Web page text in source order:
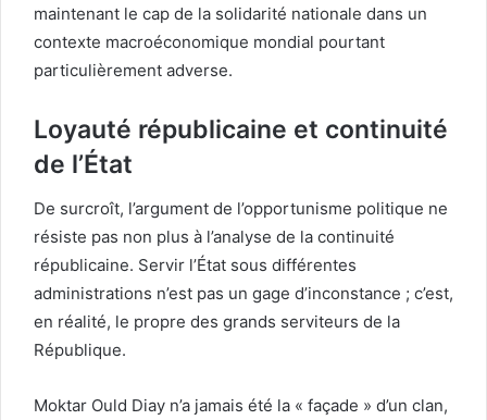
maintenant le cap de la solidarité nationale dans un
contexte macroéconomique mondial pourtant
particulièrement adverse.
Loyauté républicaine et continuité
de l’État
De surcroît, l’argument de l’opportunisme politique ne
résiste pas non plus à l’analyse de la continuité
républicaine. Servir l’État sous différentes
administrations n’est pas un gage d’inconstance ; c’est,
en réalité, le propre des grands serviteurs de la
République.
Moktar Ould Diay n’a jamais été la « façade » d’un clan,